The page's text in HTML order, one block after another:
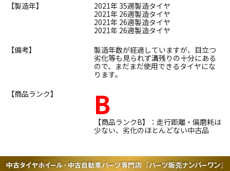
【製造年】
2021年 35週製造タイヤ
2021年 26週製造タイヤ
2021年 26週製造タイヤ
2021年 26週製造タイヤ
【備考】
製造年数が経過していますが、目立つ
劣化等も見られず溝残りの十分にある
ので、まだまだ使用できるタイヤにな
ります。
【商品ランク】
B
【商品ランクB】：走行距離・偏磨耗は
少ない、劣化のほとんどない中古品